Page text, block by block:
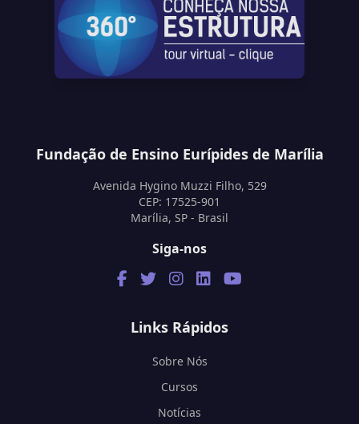
Fundação de Ensino Eurípides de Marília
Avenida Hygino Muzzi Filho, 529
CEP: 17525-901
Marília, SP - Brasil
Siga-nos
Links Rápidos
Sobre Nós
Cursos
Notícias